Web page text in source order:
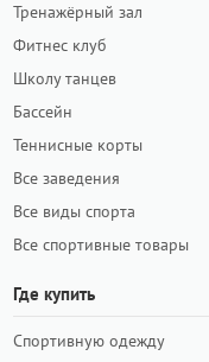
Тренажёрный зал
Фитнес клуб
Школу танцев
Бассейн
Теннисные корты
Все заведения
Все виды спорта
Все спортивные товары
Где купить
Спортивную одежду